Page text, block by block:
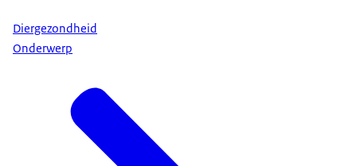
Diergezondheid
Onderwerp